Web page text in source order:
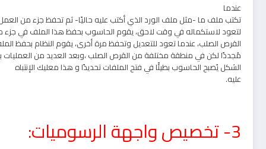
عندما
تكتب ملف ما -مثل ملف الورد الذي أكتب عليه حاليًا- ثم تحفظ جزء من
لتعود لاستكماله في وقت لاحق، يقوم الحاسوب بحفظ هذا الملف في جزء
القرص الصلب، عندما تعود للتعديل وتحفظ مرة أخرى، يقوم النظام بحفظ
مُجددًا لكن في منطقة مختلفة من القرص الصلب ،وبعد العديد من العمليات
الشكل يُصبح الحاسوب بطيئًا في فتح الملفات تحديدًا و هذا معليك الإنتباه
عليه.
3- تخصيص واجهة الرسوميات: